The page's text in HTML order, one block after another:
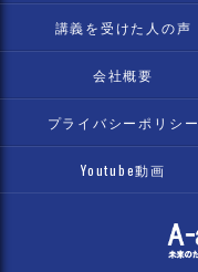
講義を受けた人の声
会社概要
プライバシーポリシー
Youtube動画